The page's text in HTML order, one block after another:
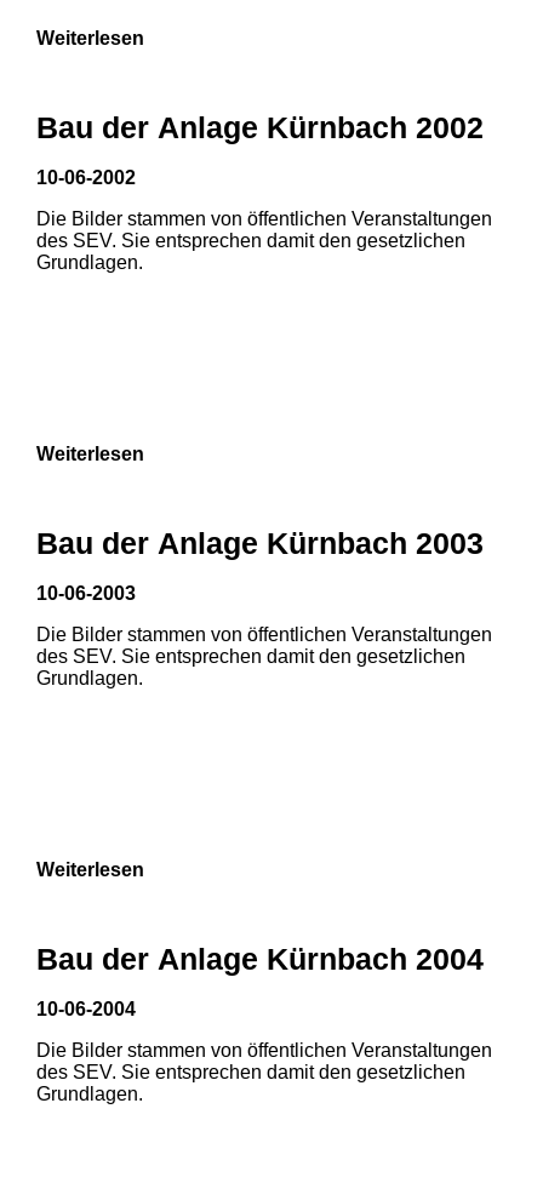
3
3 4 5
9
Weiterlesen
Bau der Anlage Kürnbach 2002
10-06-2002
Die Bilder stammen von öffentlichen Veranstaltungen
des SEV. Sie entsprechen damit den gesetzlichen
Grundlagen.
Weiterlesen
Bau der Anlage Kürnbach 2003
10-06-2003
Die Bilder stammen von öffentlichen Veranstaltungen
des SEV. Sie entsprechen damit den gesetzlichen
Grundlagen.
Weiterlesen
Bau der Anlage Kürnbach 2004
10-06-2004
Die Bilder stammen von öffentlichen Veranstaltungen
des SEV. Sie entsprechen damit den gesetzlichen
Grundlagen.